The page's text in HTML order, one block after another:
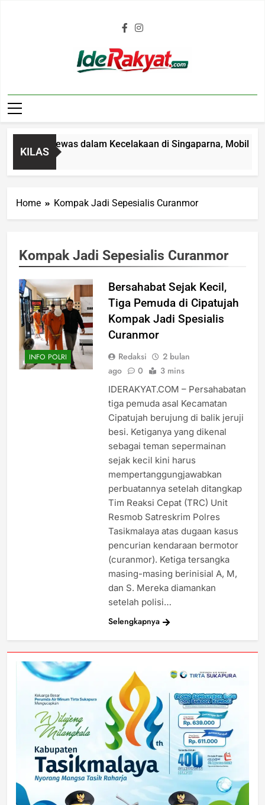
Iderakyat.com
KILAS
Tahun Tewas dalam Kecelakaan di Singaparna, Mobil
Home Kompak Jadi Sepesialis Curanmor
Kompak Jadi Sepesialis Curanmor
INFO POLRI
Bersahabat Sejak Kecil,
Tiga Pemuda di Cipatujah
Kompak Jadi Spesialis
Curanmor
Redaksi
2 bulan
ago
0 3 mins
IDERAKYAT.COM – Persahabatan
tiga pemuda asal Kecamatan
Cipatujah berujung di balik jeruji
besi. Ketiganya yang dikenal
sebagai teman sepermainan
sejak kecil kini harus
mempertanggungjawabkan
perbuatannya setelah ditangkap
Tim Reaksi Cepat (TRC) Unit
Resmob Satreskrim Polres
Tasikmalaya atas dugaan kasus
pencurian kendaraan bermotor
(curanmor). Ketiga tersangka
masing-masing berinisial A, M,
dan S. Mereka diamankan
setelah polisi…
Selengkapnya